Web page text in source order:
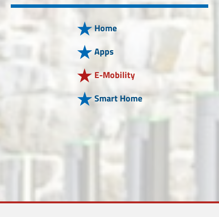
Home
Apps
E-Mobility
Smart Home